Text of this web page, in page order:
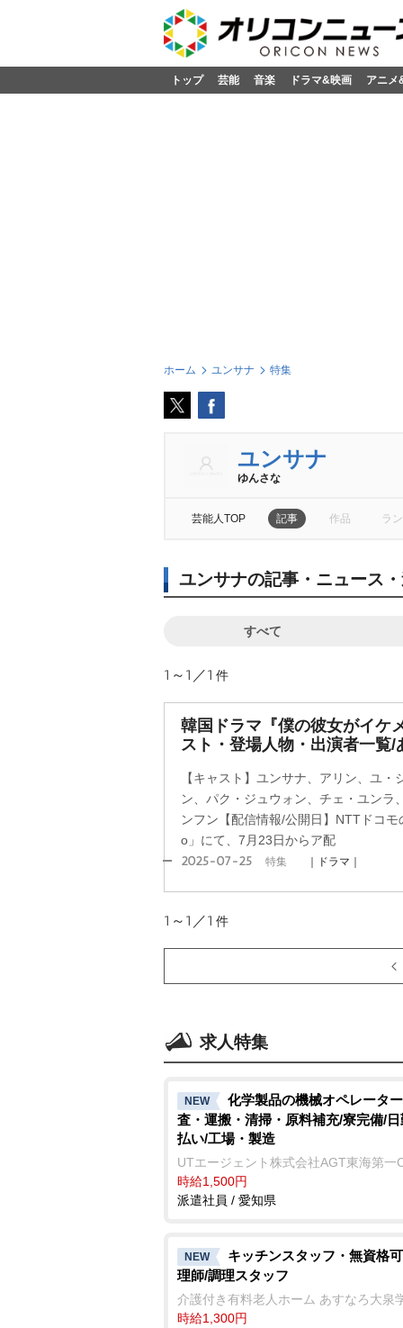
トップ 芸能 音楽 ドラマ&映画 アニメ
ホーム ユンサナ 特集
ユンサナ
ゆんさな
芸能人TOP 記事 作品 ラ
ユンサナの記事・ニュース
すべて
1～1／1 件
韓国ドラマ『僕の彼女がイケ
スト・登場人物・出演者一覧/
【キャスト】ユンサナ、アリン、ユ
ン、パク・ジュウォン、チェ・ユンラ
ンフン【配信情報/公開日】NTTドコ
o」にて、7月23日からア配
2025-07-25 特集 ｜ドラマ｜
1～1／1 件
求人特集
NEW
化学製品の機械オペレータ
査・運搬・清掃・原料補充/寮完備/
払い/工場・製造
UTエージェント株式会社AGT東海第一
時給1,500円
派遣社員 / 愛知県
NEW
キッチンスタッフ・無資格
理師/調理スタッフ
介護付き有料老人ホーム あすなろ大泉
時給1,300円